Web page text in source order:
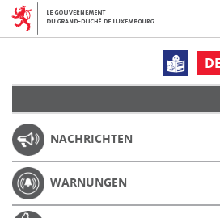
DE
NACHRICHTEN
WARNUNGEN